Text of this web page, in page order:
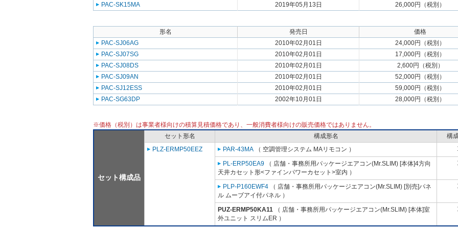
PAC-SK15MA
2019年05月13日 26,000円（税別）
形名 発売日
価格
PAC-SJ06AG
2010年02月01日
24,000円（税別）
PAC-SJ07SG
2010年02月01日
17,000円（税別）
PAC-SJ08DS
2010年02月01日
2,600円（税別）
PAC-SJ09AN
2010年02月01日
52,000円（税別）
PAC-SJ12ESS
2010年02月01日
59,000円（税別）
PAC-SG63DP
2002年10月01日 28,000円（税別）
※価格（税別）は事業者様向けの積算見積価格であり、一般消費者様向けの販売価格ではありません。
セット構成品
セット形名 構成形名
構
PLZ-ERMP50EEZ
PAR-43MA （ 空調管理システム MAリモコン ）
PL-ERP50EA9 （ 店舗・事務所用パッケージエアコン(Mr.SLIM) [本体]4方向
天井カセット形<ファインパワーカセット>室内 ）
PLP-P160EWF4 （ 店舗・事務所用パッケージエアコン(Mr.SLIM) [別売]パネ
ル ムーブアイ付パネル ）
PUZ-ERMP50KA11 （ 店舗・事務所用パッケージエアコン(Mr.SLIM) [本体]室
外ユニット スリムER ）